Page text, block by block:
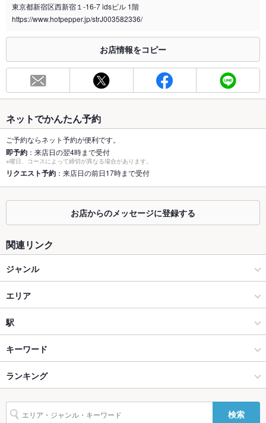
喫煙専用室 なし
合わせください。
お席
80席(2名様～人数に合わせたお席にご案内いたします)
容人数
個室 なし ：ご希望のお客様はご相談ください
座敷 なし ：ゆったりご利用頂けるお席をご用意致しております
掘りごたつ
なし ：誕生日・記念日、合コン、女子会、同窓会、にもピッタ
カウンター なし ：新宿での飲み会、女子会、合コンに◎
ソファー
テラス席
貸切
設備
Wi-Fi なし
バリアフリ
ー
なし ：お気軽にスタッフにお問合せ下さい♪
英語メニュ
あり
東京都新宿区西新宿１-16-7 idsビル 1階
https://www.hotpepper.jp/strJ003582336/
お店情報をコピー
ネットでかんたん予約
ご予約ならネット予約が便利です。
即予約 ：来店日の翌4時まで受付
※曜日、コースによって締切が異なる場合があります。
リクエスト予約 ：来店日の前日17時まで受付
お店からのメッセージに登録する
関連リンク
ジャンル
居酒屋
和風
新宿 × 居酒屋
新宿 × 和風
新宿駅 × 居酒屋
エリア
新宿西口
新宿西口 × 居酒屋
新宿西口 × 和風
新宿西口 × 和食
駅
新宿駅
キーワード
からあげ
餃子 牛タン ジンギスカン ケーキ
ランキング
東京のグルメランキング
検索